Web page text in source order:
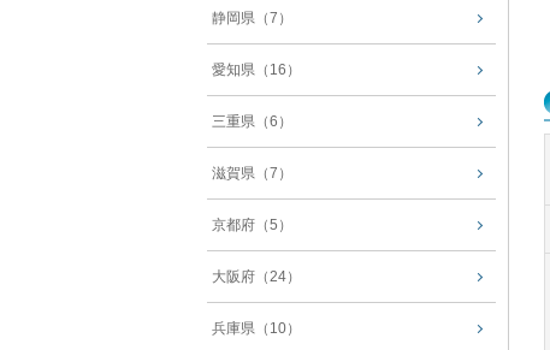
静岡県（7）
愛知県（16）
三重県（6）
滋賀県（7）
京都府（5）
大阪府（24）
兵庫県（10）